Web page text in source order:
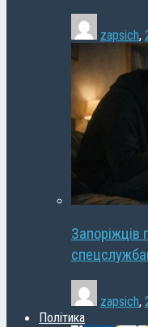
zapsich,
zapsich,
Політика